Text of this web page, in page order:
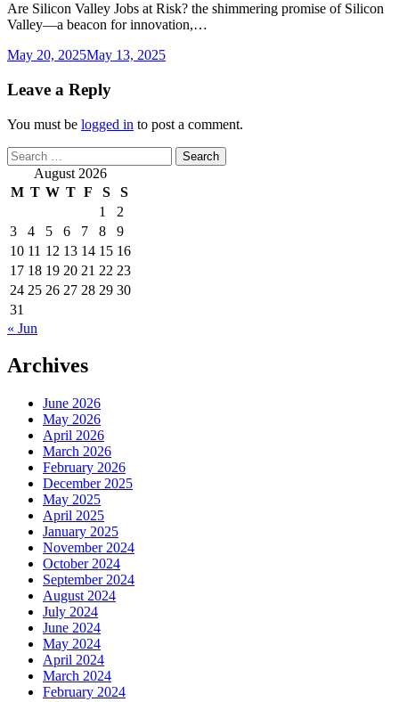
Are Silicon Valley Jobs at Risk? the shimmering promise of Silicon
Valley—a beacon for innovation,…
May 20, 2025May 13, 2025
Leave a Reply
You must be logged in to post a comment.
Search
for: August 2026
M T W T F S
S
1
2
3
4 5 6 7 8
9
10 11 12 13 14 15 16
17 18 19 20 21 22 23
24 25 26 27 28 29 30
31
« Jun
Archives
June 2026
May 2026
April 2026
March 2026
February 2026
December 2025
May 2025
April 2025
January 2025
November 2024
October 2024
September 2024
August 2024
July 2024
June 2024
May 2024
April 2024
March 2024
February 2024